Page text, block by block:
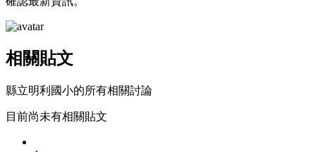
相關貼文
縣立明利國小的所有相關討論
目前尚未有相關貼文